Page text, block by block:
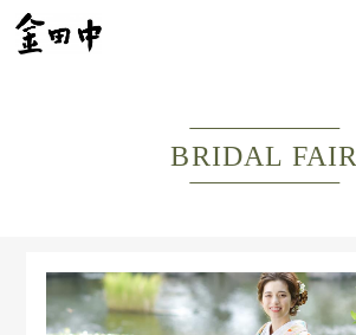
BRIDAL FAIR